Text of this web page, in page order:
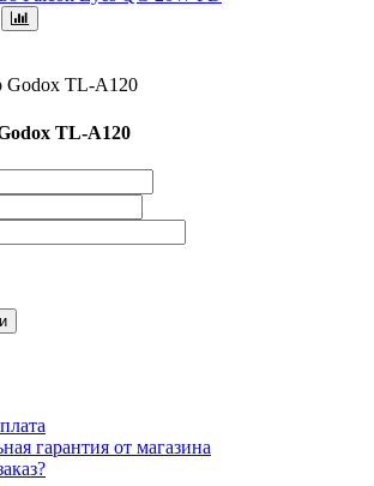
TL-A120
гарантия от магазина